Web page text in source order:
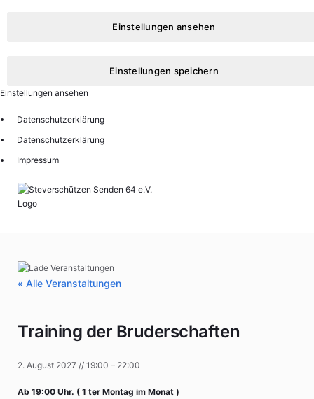
Einstellungen ansehen
Einstellungen speichern
Einstellungen ansehen
Datenschutzerklärung
Datenschutzerklärung
Impressum
« Alle Veranstaltungen
Training der Bruderschaften
2. August 2027 // 19:00 – 22:00
Ab 19:00 Uhr. ( 1 ter Montag im Monat )